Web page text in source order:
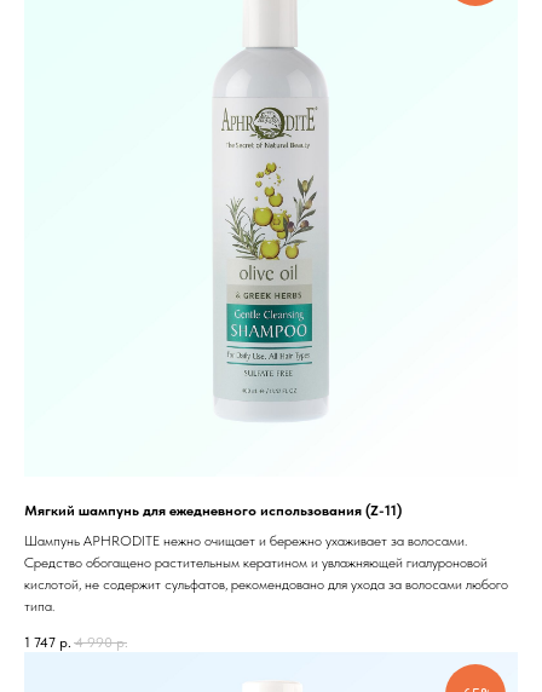
Мягкий шампунь для ежедневного использования (Z-11)
Шампунь APHRODITE нежно очищает и бережно ухаживает за волосами.
Средство обогащено растительным кератином и увлажняющей гиалуроновой
кислотой, не содержит сульфатов, рекомендовано для ухода за волосами любого
типа.
1 747 р. 4 990 р.